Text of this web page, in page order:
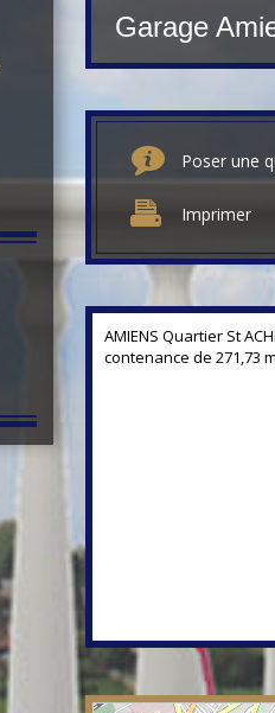
Garage
Poser une
Imprimer
AMIENS Quartier St
contenance de 271,73